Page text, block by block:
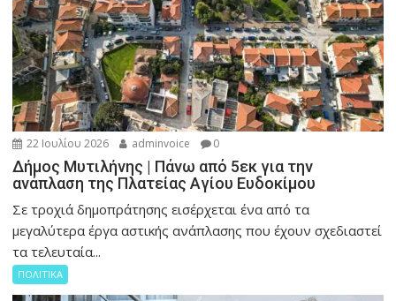
22 Ιουλίου 2026 adminvoice 0
Δήμος Μυτιλήνης | Πάνω από 5εκ για την
ανάπλαση της Πλατείας Αγίου Ευδοκίμου
Σε τροχιά δημοπράτησης εισέρχεται ένα από τα
μεγαλύτερα έργα αστικής ανάπλασης που έχουν σχεδιαστεί
τα τελευταία...
ΠΟΛΙΤΙΚΑ